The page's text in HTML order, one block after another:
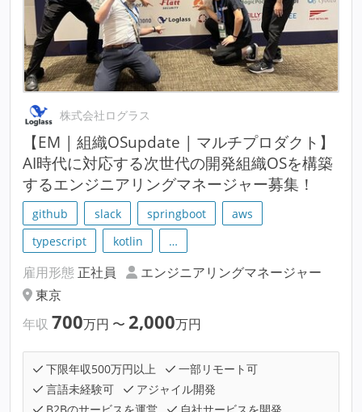
株式会社ログラス
【EM | 組織OSupdate | マルチプロダクト】
AI時代に対応する次世代の開発組織OSを構築
するエンジニアリングマネージャー募集！
github slack springboot
aws
typescript
kotlin …
雇用形態 正社員
エンジニアリングマネージャー
東京
年収 700万円 〜 2,000万円
下限年収500万円以上
一部リモート可
言語未経験可
アジャイル開発